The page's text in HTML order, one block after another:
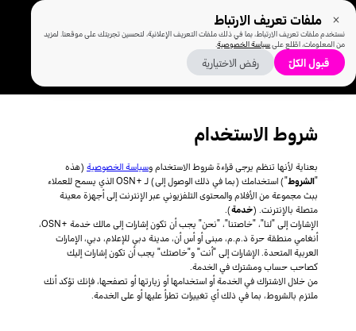
ملفات تعريف الارتباط
نستخدم ملفات تعريف الارتباط، بما في ذلك ملفات التعريف الإعلانية، لتحسين تجربتك على موقعنا. لمزيد
من المعلومات، اطّلع علىسياسة الخصوصية.
رفض الاختيارية قبول الكلّ
شروط الاستخدام
بعناية لأنها تنظم يرجى قراءة شروط الاستخدام وسياسة الخصوصية (هذه
"الشروط
") استخدامك (بما في ذلك الوصول إلى) لـ +OSN الذي يسمح للعملاء
ببث مجموعة من الأفلام والمحتوى التلفزيوني عبر الإنترنت إلى أجهزة معينة
متصلة بالإنترنت. (خدمة).
الإشارات إلى "لنا"، "خاصتنا"، "نحن" يجب أن تكون إشارات إلى مالك خدمة +OSN،
أنغامي منطقة حرة ذ.م.م، مبنى أو أس أن، مدينة دبي للإعلام، دبي، الإمارات
العربية المتحدة. الإشارات إلى "أنت" و"خاصتك" يجب أن تكون إشارات إليك
كصاحب حساب ومشترك في الخدمة.
من خلال الاشتراك في الخدمة أو استخدامها أو زيارتها أو تصفحها، فإنك تؤكد أنك
ملتزم بالشروط، بما في ذلك أي تغييرات تطرأ عليها أو على الخدمة.